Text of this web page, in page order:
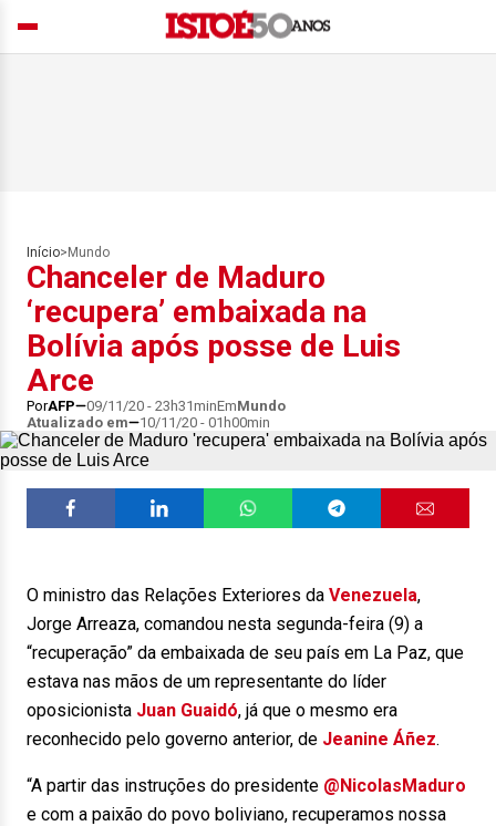
Início> Mundo
Chanceler de Maduro
‘recupera’ embaixada na
Bolívia após posse de Luis
Arce
PorAFP 09/11/20 - 23h31minEmMundo
Atualizado em
10/11/20 - 01h00min
O ministro das Relações Exteriores da Venezuela,
Jorge Arreaza, comandou nesta segunda-feira (9) a
“recuperação” da embaixada de seu país em La Paz, que
estava nas mãos de um representante do líder
oposicionista Juan Guaidó, já que o mesmo era
reconhecido pelo governo anterior, de Jeanine Áñez.
“A partir das instruções do presidente @NicolasMaduro
e com a paixão do povo boliviano, recuperamos nossa